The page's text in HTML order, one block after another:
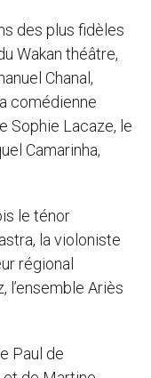
des plus fidèles
Wakan théâtre,
Chanal,
comédienne
Sophie Lacaze, le
Camarinha,
le ténor
la violoniste
régional
l’ensemble Ariès
Paul de